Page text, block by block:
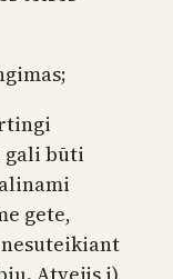
gali būti
gete,